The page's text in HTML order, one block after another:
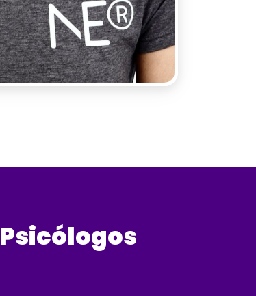
Psicólogos